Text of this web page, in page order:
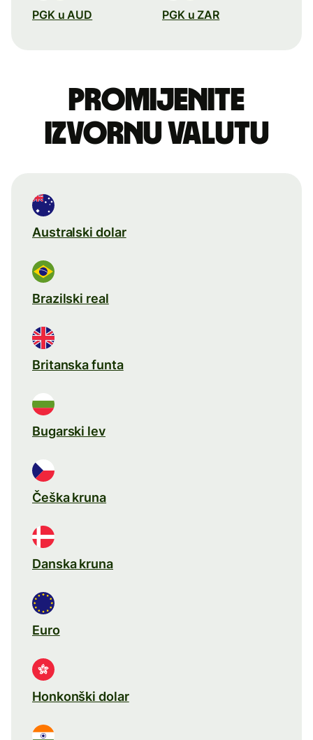
PGK u AUD PGK u ZAR
Promijenite
izvornu valutu
Australski dolar
Brazilski real
Britanska funta
Bugarski lev
Češka kruna
Danska kruna
Euro
Honkonški dolar